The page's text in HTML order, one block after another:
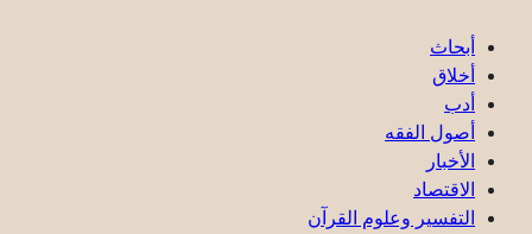
أبحاث
أخلاق
أدب
أصول الفقه
الأخبار
الاقتصاد
التفسير وعلوم القرآن